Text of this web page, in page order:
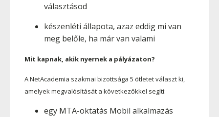
választásod
készenléti állapota, azaz eddig mi van
meg belőle, ha már van valami
Mit kapnak, akik nyernek a pályázaton?
A NetAcademia szakmai bizottsága 5 ötletet választ ki,
amelyek megvalósítását a következőkkel segíti:
egy MTA-oktatás Mobil alkalmazás